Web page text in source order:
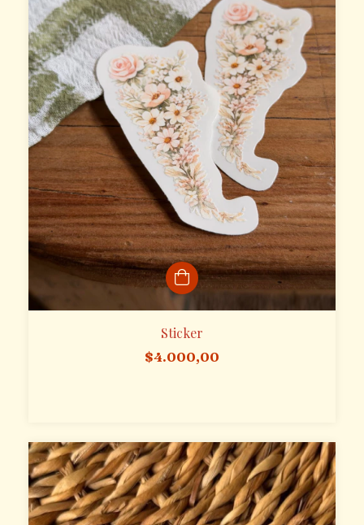
Sticker
$4.000,00